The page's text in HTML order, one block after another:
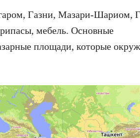
Газни, Мазари-Шариом,
мебель. Основные
площади, которые